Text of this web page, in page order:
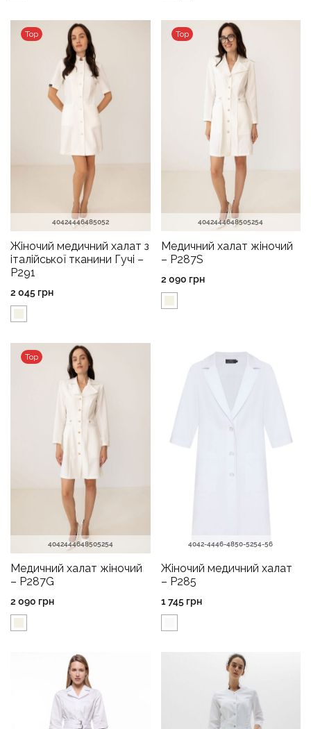
Top
40424446485052
Жіночий медичний халат з
італійської тканини Гучі –
P291
2 045 грн
Top
4042444648505254
Медичний халат жіночий
– P287S
2 090 грн
Top
4042444648505254
Медичний халат жіночий
– P287G
2 090 грн
4042-4446-4850-5254-56
Жіночий медичний халат
– P285
1 745 грн